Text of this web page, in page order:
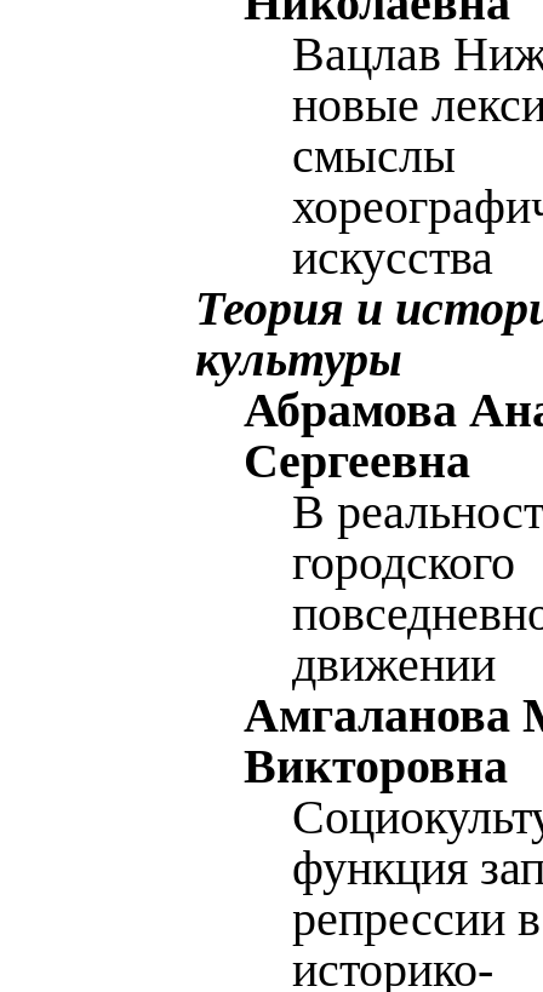
Вацлав
новые
смыслы
искусства
Теория и
культуры
Абрамова
Сергеевна
В
городского
движении
Амгаланова
Викторовна
функция
репрессии
историко-